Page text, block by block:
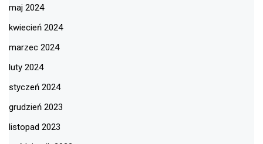
maj 2024
kwiecień 2024
marzec 2024
luty 2024
styczeń 2024
grudzień 2023
listopad 2023